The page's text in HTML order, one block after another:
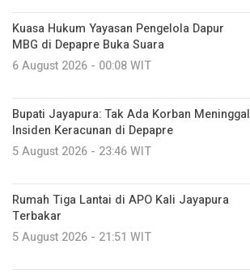
Kuasa Hukum Yayasan Pengelola Dapur
MBG di Depapre Buka Suara
6 August 2026 - 00:08 WIT
Bupati Jayapura: Tak Ada Korban Meninggal
Insiden Keracunan di Depapre
5 August 2026 - 23:46 WIT
Rumah Tiga Lantai di APO Kali Jayapura
Terbakar
5 August 2026 - 21:51 WIT